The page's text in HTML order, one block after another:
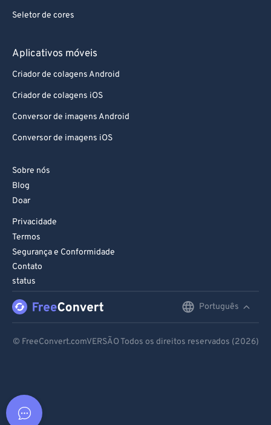
Seletor de cores
Aplicativos móveis
Criador de colagens Android
Criador de colagens iOS
Conversor de imagens Android
Conversor de imagens iOS
Sobre nós
Blog
Doar
Privacidade
Termos
Segurança e Conformidade
Contato
status
Português
© FreeConvert.comVERSÃO Todos os direitos reservados (2026)